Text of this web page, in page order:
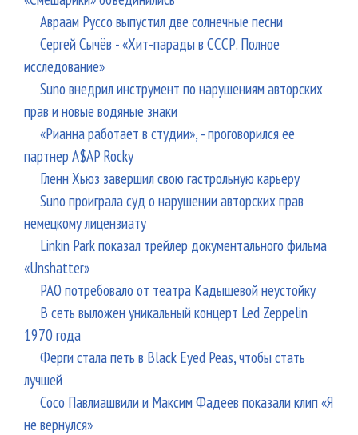
Авраам Руссо выпустил две солнечные песни
Сергей Сычёв - «Хит-парады в СССР. Полное
исследование»
Suno внедрил инструмент по нарушениям авторских
прав и новые водяные знаки
«Рианна работает в студии», - проговорился ее
партнер A$AP Rocky
Гленн Хьюз завершил свою гастрольную карьеру
Suno проиграла суд о нарушении авторских прав
немецкому лицензиату
Linkin Park показал трейлер документального фильма
«Unshatter»
РАО потребовало от театра Кадышевой неустойку
В сеть выложен уникальный концерт Led Zeppelin
1970 года
Ферги стала петь в Black Eyed Peas, чтобы стать
лучшей
Сосо Павлиашвили и Максим Фадеев показали клип «Я
не вернулся»